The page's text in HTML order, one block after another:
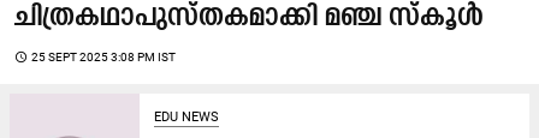
ചിത്രകഥാപുസ്തകമാക്കി മഞ്ച സ്കൂൾ
access_time 25 SEPT 2025 3:08 PM IST
EDU NEWS